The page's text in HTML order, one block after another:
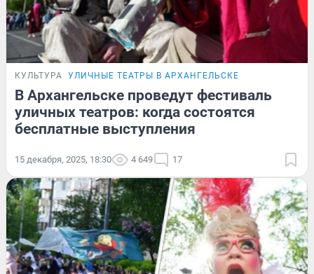
КУЛЬТУРА УЛИЧНЫЕ ТЕАТРЫ В АРХАНГЕЛЬСКЕ
В Архангельске проведут фестиваль
уличных театров: когда состоятся
бесплатные выступления
15 декабря, 2025, 18:30 4 649 17